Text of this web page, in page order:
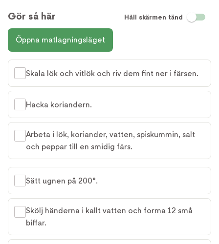
Gör så här Håll skärmen tänd
Öppna matlagningsläget
Skala lök och vitlök och riv dem fint ner i färsen.
Hacka koriandern.
Arbeta i lök, koriander, vatten, spiskummin, salt
och peppar till en smidig färs.
Sätt ugnen på 200°.
Skölj händerna i kallt vatten och forma 12 små
biffar.